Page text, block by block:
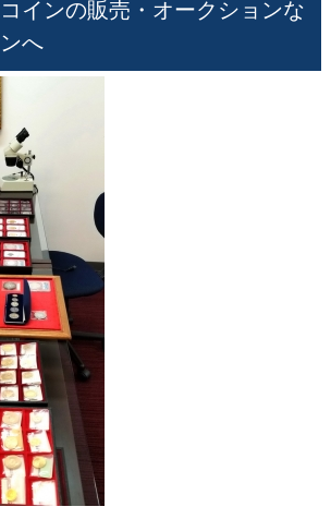
インの販売・オークションな
へ